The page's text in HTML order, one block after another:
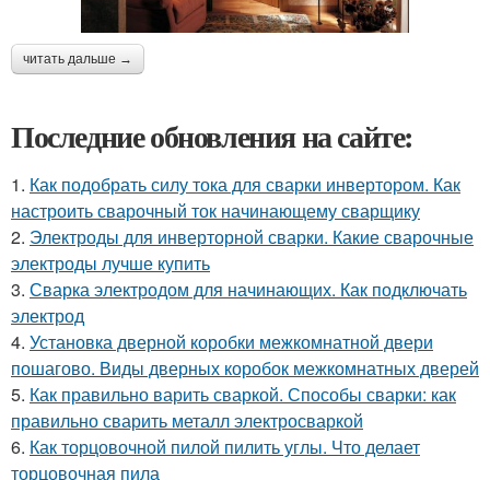
читать дальше →
Последние обновления на сайте:
1. Как подобрать силу тока для сварки инвертором. Как
настроить сварочный ток начинающему сварщику
2. Электроды для инверторной сварки. Какие сварочные
электроды лучше купить
3. Сварка электродом для начинающих. Как подключать
электрод
4. Установка дверной коробки межкомнатной двери
пошагово. Виды дверных коробок межкомнатных дверей
5. Как правильно варить сваркой. Способы сварки: как
правильно сварить металл электросваркой
6. Как торцовочной пилой пилить углы. Что делает
торцовочная пила